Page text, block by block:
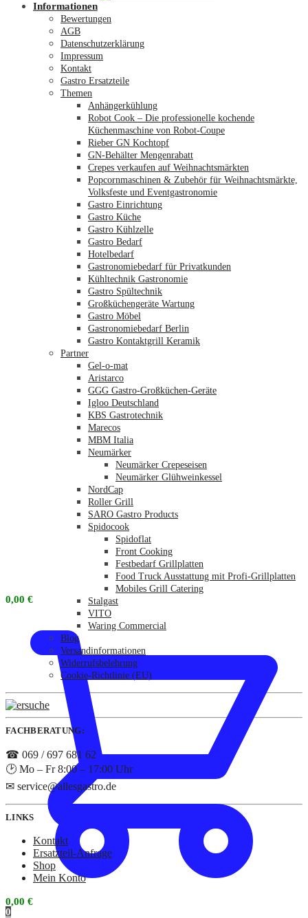
Mein Konto
0,00 €
0
Informationen
Bewertungen
AGB
Datenschutzerklärung
Impressum
Kontakt
Gastro Ersatzteile
Themen
Anhängerkühlung
Robot Cook – Die professionelle kochende
Küchenmaschine von Robot-Coupe
Rieber GN Kochtopf
GN-Behälter Mengenrabatt
Crepes verkaufen auf Weihnachtsmärkten
Popcornmaschinen & Zubehör für Weihnachtsmärkte,
Volksfeste und Eventgastronomie
Gastro Einrichtung
Gastro Küche
Gastro Kühlzelle
Gastro Bedarf
Hotelbedarf
Gastronomiebedarf für Privatkunden
Kühltechnik Gastronomie
Gastro Spültechnik
Großküchengeräte Wartung
Gastro Möbel
Gastronomiebedarf Berlin
Gastro Kontaktgrill Keramik
Partner
Gel-o-mat
Aristarco
GGG Gastro-Großküchen-Geräte
Igloo Deutschland
KBS Gastrotechnik
Marecos
MBM Italia
Neumärker
Neumärker Crepeseisen
Neumärker Glühweinkessel
NordCap
Roller Grill
SARO Gastro Products
Spidocook
Spidoflat
Front Cooking
Festbedarf Grillplatten
Food Truck Ausstattung mit Profi-Grillplatten
Mobiles Grill Catering
Stalgast
VITO
Waring Commercial
Blog
Versandinformationen
Widerrufsbelehrung
Cookie-Richtlinie (EU)
FACHBERATUNG:
☎ 069 / 697 681 62
🕑 Mo – Fr 8:00 – 17:00 Uhr
✉ service@allesgastro.de
LINKS
Kontakt
Ersatzteil-Anfrage
Shop
Mein Konto
0,00 €